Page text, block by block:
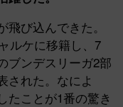
び込んできた。
ルケに移籍し、7
ブンデスリーガ2部
された。なによ
たことが1番の驚き